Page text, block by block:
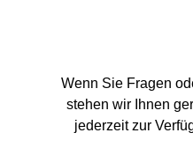
Wenn Sie Fragen
stehen wir Ihnen
jederzeit zur